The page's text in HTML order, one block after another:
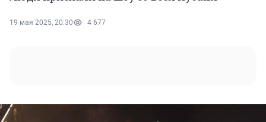
19 мая 2025, 20:30 4 677